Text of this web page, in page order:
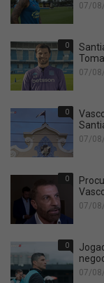
07/
0
07/
0
07/
0
07/
0
07/